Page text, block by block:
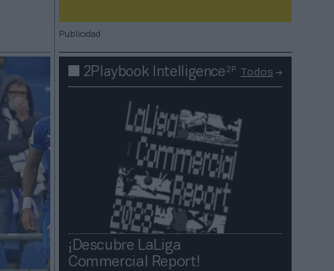
Publicidad
2Playbook Intelligence2P Todos
¡Descubre LaLiga
Commercial Report!​​